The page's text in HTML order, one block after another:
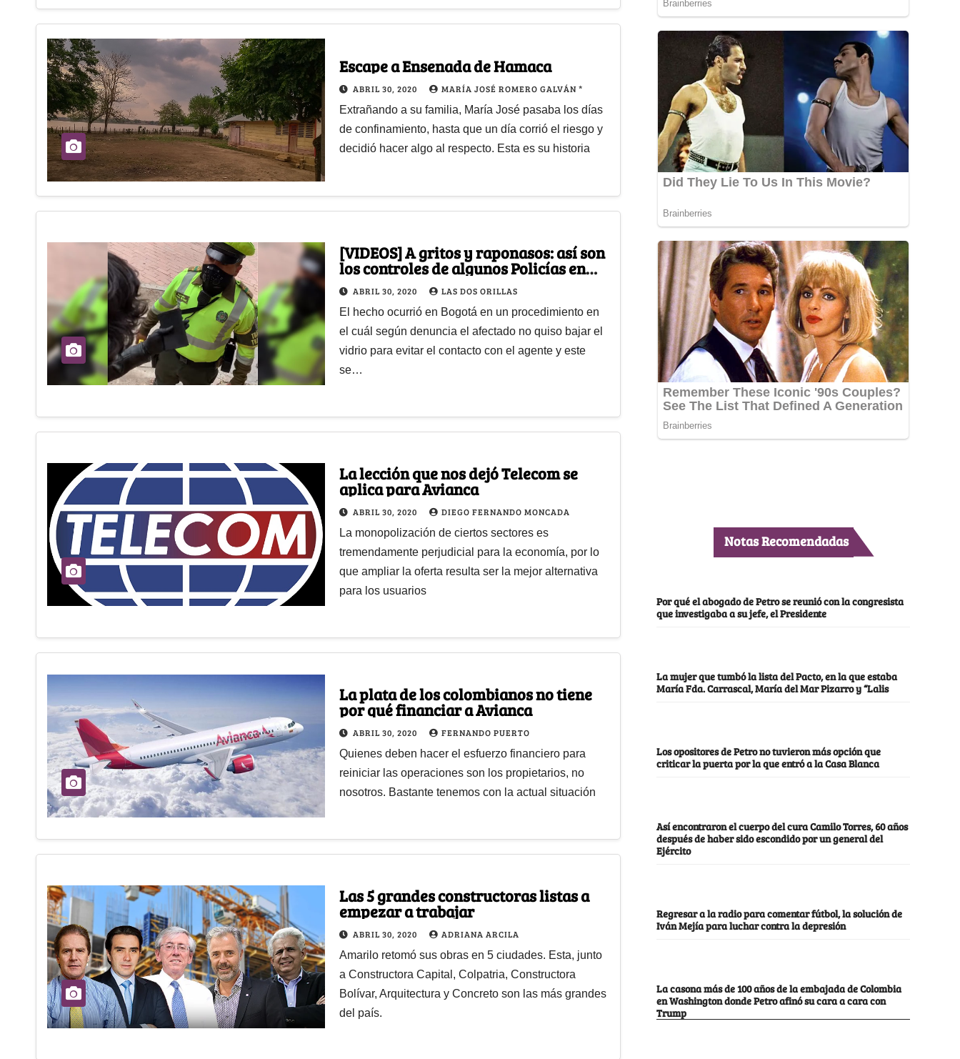
Escape a Ensenada de Hamaca
ABRIL 30, 2020 MARÍA JOSÉ ROMERO GALVÁN *
Extrañando a su familia, María José pasaba los días
de confinamiento, hasta que un día corrió el riesgo y
decidió hacer algo al respecto. Esta es su historia
[VIDEOS] A gritos y raponasos: así son
los controles de algunos Policías en
cuarentena
ABRIL 30, 2020 LAS DOS ORILLAS
El hecho ocurrió en Bogotá en un procedimiento en
el cuál según denuncia el afectado no quiso bajar el
vidrio para evitar el contacto con el agente y este
se…
La lección que nos dejó Telecom se
aplica para Avianca
ABRIL 30, 2020 DIEGO FERNANDO MONCADA
La monopolización de ciertos sectores es
tremendamente perjudicial para la economía, por lo
que ampliar la oferta resulta ser la mejor alternativa
para los usuarios
La plata de los colombianos no tiene
por qué financiar a Avianca
ABRIL 30, 2020 FERNANDO PUERTO
Quienes deben hacer el esfuerzo financiero para
reiniciar las operaciones son los propietarios, no
nosotros. Bastante tenemos con la actual situación
Las 5 grandes constructoras listas a
empezar a trabajar
ABRIL 30, 2020 ADRIANA ARCILA
Amarilo retomó sus obras en 5 ciudades. Esta, junto
a Constructora Capital, Colpatria, Constructora
Bolívar, Arquitectura y Concreto son las más grandes
del país.
Notas Recomendadas
Por qué el abogado de Petro se reunió con la congresista
que investigaba a su jefe, el Presidente
La mujer que tumbó la lista del Pacto, en la que estaba
María Fda. Carrascal, María del Mar Pizarro y “Lalis
Los opositores de Petro no tuvieron más opción que
criticar la puerta por la que entró a la Casa Blanca
Así encontraron el cuerpo del cura Camilo Torres, 60 años
después de haber sido escondido por un general del
Ejército
Regresar a la radio para comentar fútbol, la solución de
Iván Mejía para luchar contra la depresión
La casona más de 100 años de la embajada de Colombia
en Washington donde Petro afinó su cara a cara con
Trump